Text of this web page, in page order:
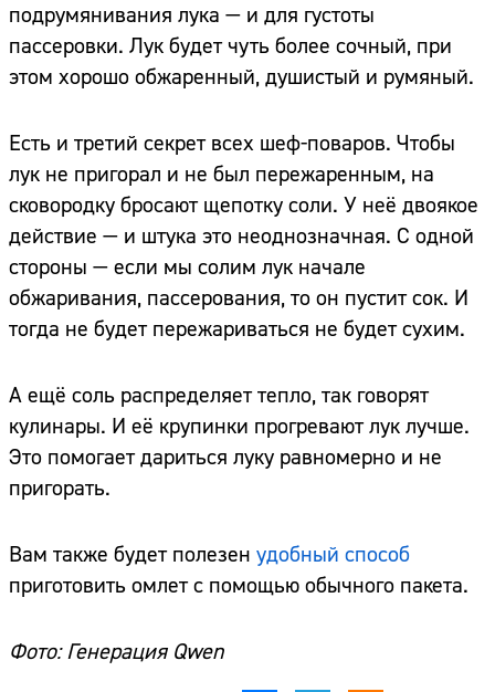
подрумянивания лука — и для густоты
пассеровки. Лук будет чуть более сочный, при
этом хорошо обжаренный, душистый и румяный.
Есть и третий секрет всех шеф-поваров. Чтобы
лук не пригорал и не был пережаренным, на
сковородку бросают щепотку соли. У неё двоякое
действие — и штука это неоднозначная. С одной
стороны — если мы солим лук начале
обжаривания, пассерования, то он пустит сок. И
тогда не будет пережариваться не будет сухим.
А ещё соль распределяет тепло, так говорят
кулинары. И её крупинки прогревают лук лучше.
Это помогает дариться луку равномерно и не
пригорать.
Вам также будет полезен удобный способ
приготовить омлет с помощью обычного пакета.
Фото: Генерация Qwen